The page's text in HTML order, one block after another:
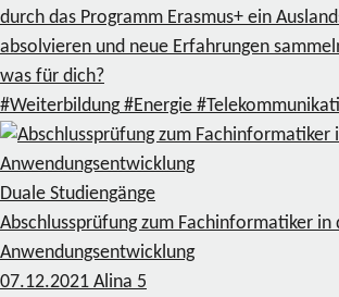
durch das Programm Erasmus+ ein
absolvieren und neue Erfahrungen
was für dich?
#Weiterbildung #Energie
Duale Studiengänge
Abschlussprüfung zum Fachinformatiker in
Anwendungsentwicklung
07.12.2021 Alina 5